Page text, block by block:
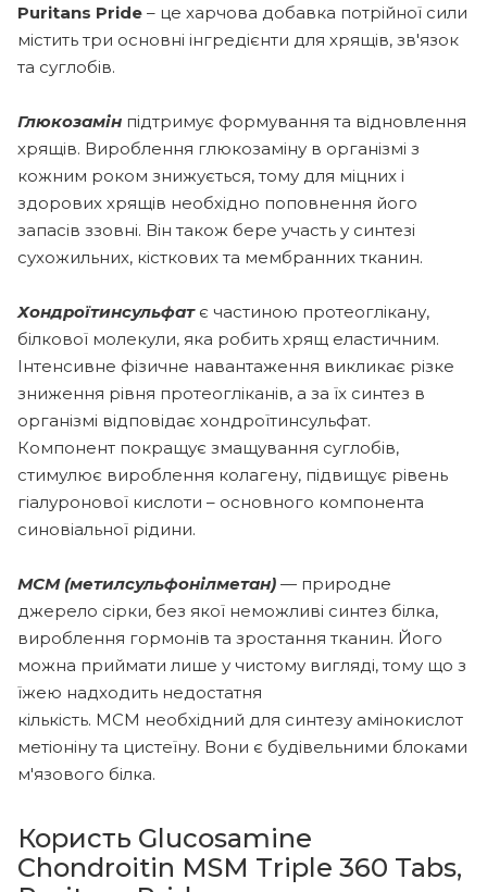
Puritans Pride – це харчова добавка потрійної сили
містить три основні інгредієнти для хрящів, зв'язок
та суглобів.
Глюкозамін підтримує формування та відновлення
хрящів. Вироблення глюкозаміну в організмі з
кожним роком знижується, тому для міцних і
здорових хрящів необхідно поповнення його
запасів ззовні. Він також бере участь у синтезі
сухожильних, кісткових та мембранних тканин.
Хондроїтинсульфатє частиною протеоглікану,
білкової молекули, яка робить хрящ еластичним.
Інтенсивне фізичне навантаження викликає різке
зниження рівня протеогліканів, а за їх синтез в
організмі відповідає хондроїтинсульфат.
Компонент покращує змащування суглобів,
стимулює вироблення колагену, підвищує рівень
гіалуронової кислоти – основного компонента
синовіальної рідини.
МСМ (метилсульфонілметан) — природне
джерело сірки, без якої неможливі синтез білка,
вироблення гормонів та зростання тканин. Його
можна приймати лише у чистому вигляді, тому що з
їжею надходить недостатня
кількість. МСМ необхідний для синтезу амінокислот
метіоніну та цистеїну. Вони є будівельними блоками
м'язового білка.
Користь Glucosamine
Chondroitin MSM Triple 360 ​​Tabs,